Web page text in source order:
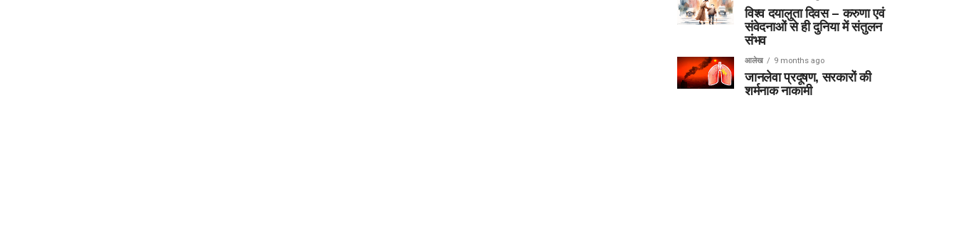
विश्व दयालुता दिवस – करुणा एवं
संवेदनाओं से ही दुनिया में संतुलन
संभव
आलेख 9 months ago
जानलेवा प्रदूषण, सरकारों की
शर्मनाक नाकामी